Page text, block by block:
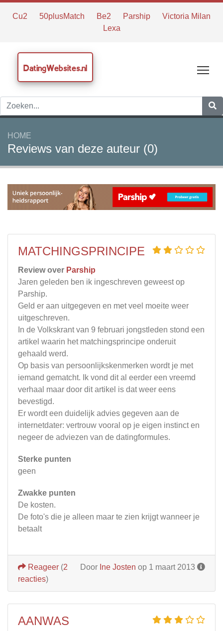
Cu2 50plusMatch Be2 Parship
Victoria Milan
Lexa
DatingWebsites.nl
HOME
Reviews van deze auteur (0)
MATCHINGSPRINCIPE
Review over Parship
Jaren geleden ben ik ingeschreven geweest op
Parship.
Geld er aan uitgegeven en met veel moeite weer
uitgeschreven.
In de Volkskrant van 9 februari jongstleden stond een
artikel waarin het matchingsprincipe onderuit
gehaald werd.
Op basis van persoonlijkskenmerken wordt je met
iemand gematcht. Ik vond dit al eerder een vreemd
verhaal maar door dit artikel is dat weer eens
bevestigd.
Er wordt een duidelijk advies gegeven aan de
internetdater: vertrouw vooral op je eigen instinct en
negeer de adviezen van de datingformules.
Sterke punten
geen
Zwakke punten
De kosten.
De foto's die je alleen maar te zien krijgt wanneer je
betaalt
Door Ine Josten op 1 maart 2013
Reageer (2
reacties)
AANWAS